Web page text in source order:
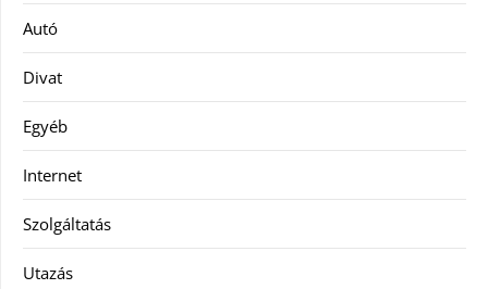
Autó
Divat
Egyéb
Internet
Szolgáltatás
Utazás